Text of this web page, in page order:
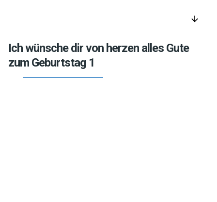
arrow_downward
Ich wünsche dir von herzen alles Gute
zum Geburtstag 1